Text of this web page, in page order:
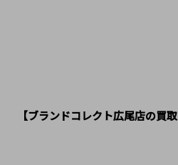
【ブランドコレクト広尾店の買取